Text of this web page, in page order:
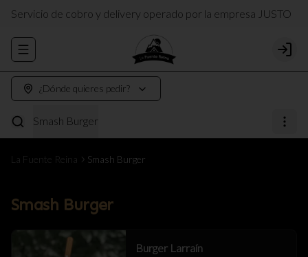
Servicio de cobro y delivery operado por la empresa JUSTO
Abrir menu de navegación Login
¿Dónde quieres pedir?
Smash Burger
La Fuente Reina Smash Burger
Smash Burger
Burger Larraín